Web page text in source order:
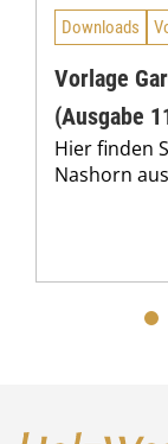
Downloads
Vorlage
(Ausgabe
Hier finden
Nashorn